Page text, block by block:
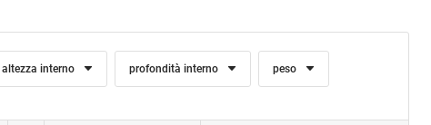
altezza interno profondità interno peso